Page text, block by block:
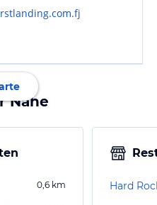
Nähe
0,6 km Hard